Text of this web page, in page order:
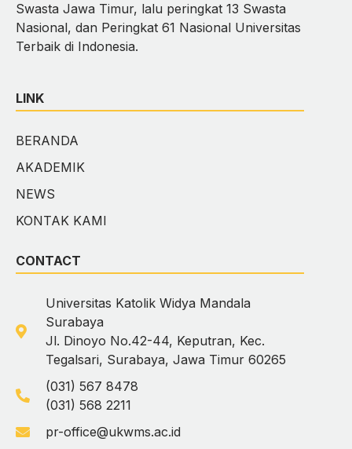
Swasta Jawa Timur, lalu peringkat 13 Swasta
Nasional, dan Peringkat 61 Nasional Universitas
Terbaik di Indonesia.
LINK
BERANDA
AKADEMIK
NEWS
KONTAK KAMI
CONTACT
Universitas Katolik Widya Mandala
Surabaya
Jl. Dinoyo No.42-44, Keputran, Kec.
Tegalsari, Surabaya, Jawa Timur 60265
(031) 567 8478
(031) 568 2211
pr-office@ukwms.ac.id